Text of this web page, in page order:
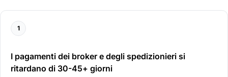
1
I pagamenti dei broker e degli spedizionieri si
ritardano di 30-45+ giorni